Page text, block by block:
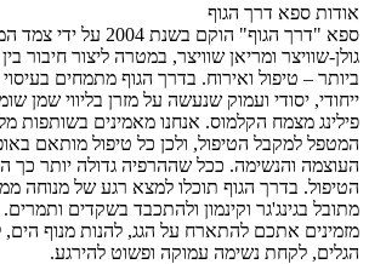
אודות ספא דרך הגוף
ספא "דרך הגוף" הוקם בשנת
גולן-שוויצר ומריאן שוויצר, במטרה ליצור חיבור
ייחודי, יסודי ועמוק שנעשה על מזרן בליווי שמן
פילינג מצמח הקלמוס. אנחנו מאמינים בשותפות
המטפל למקבל הטיפול, ולכן כל טיפול מותאם
העוצמה והנשימה. ככל שההרפיה גדולה יותר כך
הטיפול. בדרך הגוף תוכלו למצא רגע של מנוחה
מתובל בגינג'גר וקינמון ולהתכבד בשקדים
מזמינים אתכם להתארח על הגג, להנות מנוף
הגלים, לקחת נשימה עמוקה ופשוט להירגע.